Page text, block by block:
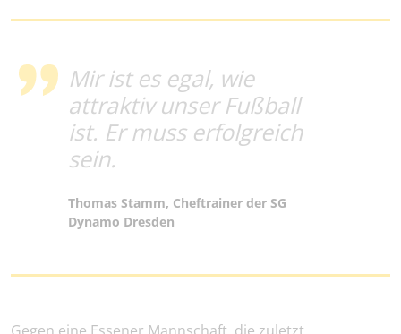
Mir ist es egal, wie
attraktiv unser Fußball
ist. Er muss erfolgreich
sein.
Thomas Stamm, Cheftrainer der SG
Dynamo Dresden